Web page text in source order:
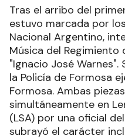
Tras el arribo del
estuvo marcada por
Nacional Argentino,
Música del
"Ignacio José Warnes".
la Policía de Formosa
Formosa. Ambas
simultáneamente en
(LSA) por una oficial
subrayó el carácter